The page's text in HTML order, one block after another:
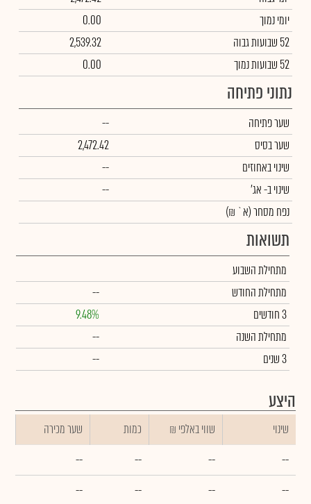
יומי נמוך
0.00
52 שבועות גבוה
2,539.32
52 שבועות נמוך
0.00
נתוני פתיחה
שער פתיחה
--
שער בסיס
2,472.42
שינוי באחוזים
--
שינויב- אג'
--
נפח מסחר(א` ₪)
תשואות
מתחילת השבוע
מתחילת החודש
--
3 חודשים
9.48%
מתחילת השנה
--
3 שנים
--
היצע
שינוי ₪ שווי באלפי כמות
שער מכירה
--
--
--
--
--
--
--
--